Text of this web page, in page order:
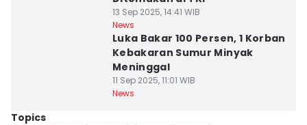
13 Sep 2025, 14:41 WIB
News
Luka Bakar 100 Persen, 1 Korban
Kebakaran Sumur Minyak
Meninggal
11 Sep 2025, 11:01 WIB
News
Topics